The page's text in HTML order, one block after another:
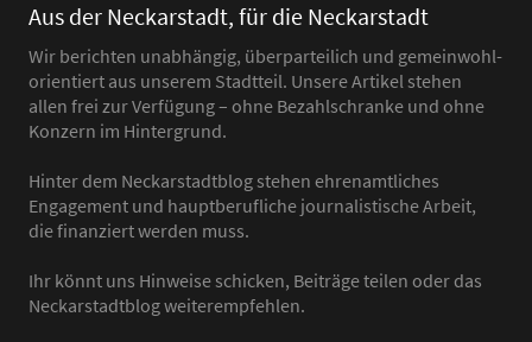
Aus der Neckarstadt, für die Neckarstadt
Wir berichten unabhängig, überparteilich und gemeinwohl-
orientiert aus unserem Stadtteil. Unsere Artikel stehen
allen frei zur Verfügung – ohne Bezahlschranke und ohne
Konzern im Hintergrund.
Hinter dem Neckarstadtblog stehen ehrenamtliches
Engagement und hauptberufliche journalistische Arbeit,
die finanziert werden muss.
Ihr könnt uns Hinweise schicken, Beiträge teilen oder das
Neckarstadtblog weiterempfehlen.